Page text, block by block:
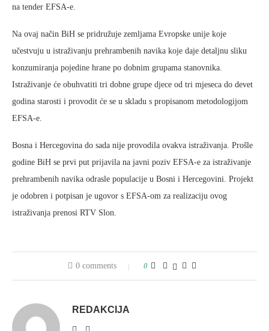
na tender EFSA-e.
Na ovaj način BiH se pridružuje zemljama Evropske unije koje
učestvuju u istraživanju prehrambenih navika koje daje detaljnu sliku
konzumiranja pojedine hrane po dobnim grupama stanovnika.
Istraživanje će obuhvatiti tri dobne grupe djece od tri mjeseca do devet
godina starosti i provodit će se u skladu s propisanom metodologijom
EFSA-e.
Bosna i Hercegovina do sada nije provodila ovakva istraživanja. Prošle
godine BiH se prvi put prijavila na javni poziv EFSA-e za istraživanje
prehrambenih navika odrasle populacije u Bosni i Hercegovini. Projekt
je odobren i potpisan je ugovor s EFSA-om za realizaciju ovog
istraživanja prenosi RTV Slon.
0 comments 0
REDAKCIJA